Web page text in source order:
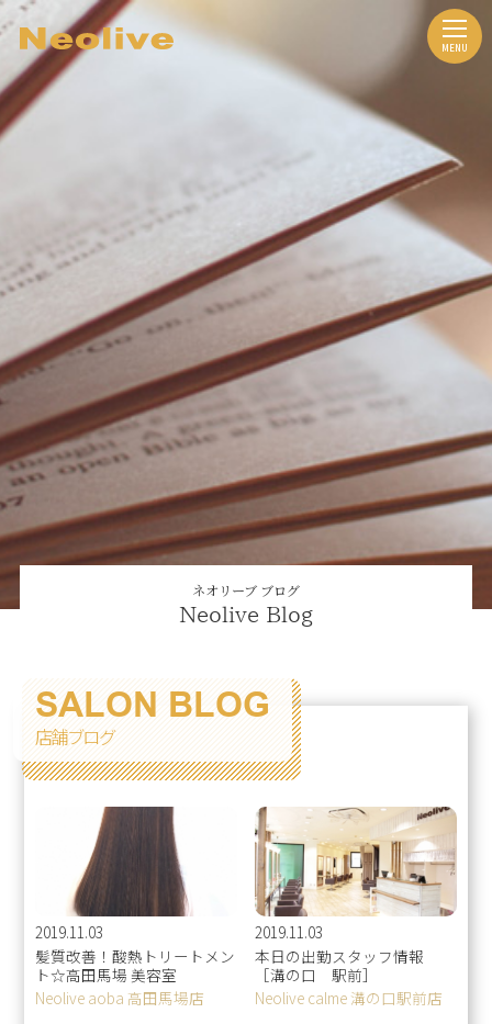
ネオリーブ ブログ
Neolive Blog
SALON BLOG
店舗ブログ
2019.11.03
髪質改善！酸熱トリートメン
ト☆高田馬場 美容室
Neolive aoba 高田馬場店
2019.11.03
本日の出勤スタッフ情報
［溝の口 駅前］
Neolive calme 溝の口駅前店